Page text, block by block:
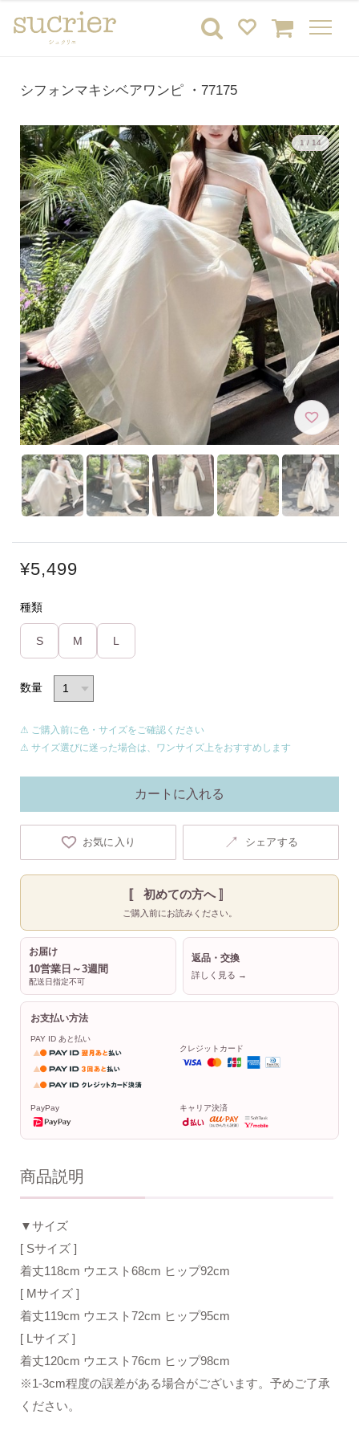
シフォンマキシベアワンピ ・77175
1 / 14
¥5,499
種類
S M
数量
⚠ ご購入前に色・サイズをご確認ください
⚠ サイズ選びに迷った場合は、ワンサイズ上をおすすめします
カートに入れる
お気に入り ↗ シェアする
〚 初めての方へ 〛
ご購入前にお読みください。
お届け
10営業日～3週間
配送日指定不可
返品・交換
詳しく見る →
お支払い方法
PAY ID あと払い
クレジットカード
PayPay キャリア決済
商品説明
▼サイズ
[ Sサイズ ]
着丈118cm ウエスト68cm ヒップ92cm
[ Mサイズ ]
着丈119cm ウエスト72cm ヒップ95cm
[ Lサイズ ]
着丈120cm ウエスト76cm ヒップ98cm
※1-3cm程度の誤差がある場合がございます。予めご了承
ください。